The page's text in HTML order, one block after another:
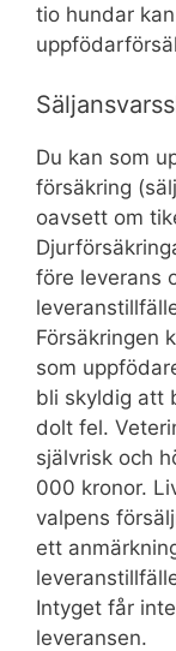
tio hundar
Du kan som
försäkring
oavsett om
före leverans
Försäkringen
som
bli skyldig att
dolt fel.
självrisk och
000 kronor.
valpens
ett
Intyget får
leveransen.